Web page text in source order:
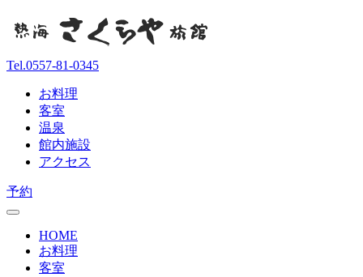
Tel.0557-81-0345
お料理
客室
温泉
館内施設
アクセス
予約
HOME
お料理
客室